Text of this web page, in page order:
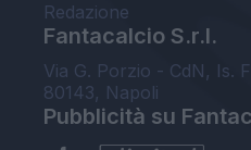
Redazione
Fantacalcio S.r.l.
Via G. Porzio - CdN, Is.
80143, Napoli
Pubblicità su